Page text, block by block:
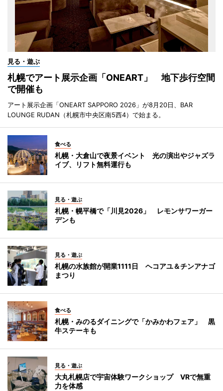
見る・遊ぶ
札幌でアート展示企画「ONEART」 地下歩行空間
で開催も
アート展示企画「ONEART SAPPORO 2026」が8月20日、BAR
LOUNGE RUDAN（札幌市中央区南5西4）で始まる。
食べる
札幌・大倉山で夜景イベント 光の演出やジャズラ
イブ、リフト無料運行も
見る・遊ぶ
札幌・幌平橋で「川見2026」 レモンサワーガー
デンも
見る・遊ぶ
札幌の水族館が開業1111日 ヘコアユ＆チンアナゴ
まつり
食べる
札幌・みのるダイニングで「かみかわフェア」 黒
牛ステーキも
見る・遊ぶ
大丸札幌店で宇宙体験ワークショップ VRで無重
力を体感